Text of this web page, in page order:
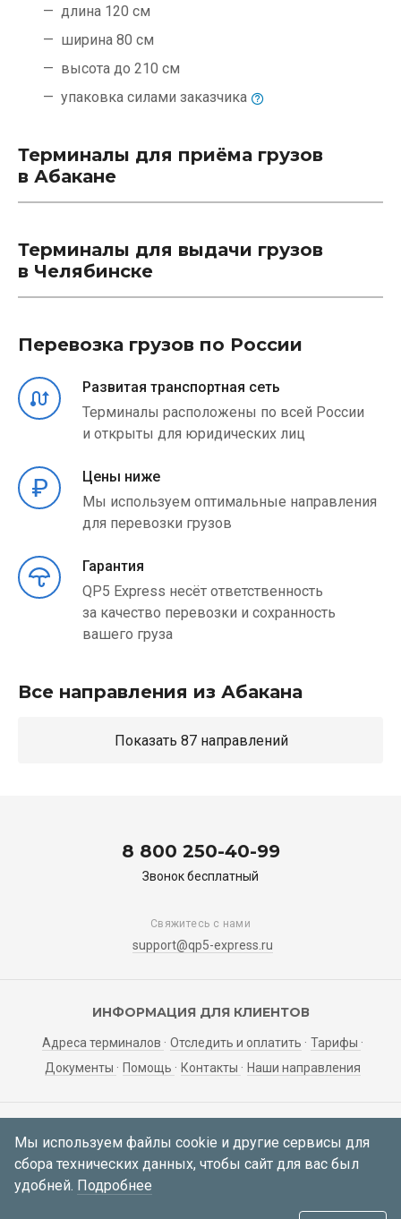
длина 120 см
ширина 80 см
высота до 210 см
упаковка силами заказчика
Терминалы для приёма грузов
в Абакане
Терминалы для выдачи грузов
в Челябинске
Перевозка грузов по России
Развитая транспортная сеть
Терминалы расположены по всей России
и открыты для юридических лиц
Цены ниже
Мы используем оптимальные направления
для перевозки грузов
Гарантия
QP5 Express несёт ответственность
за качество перевозки и сохранность
вашего груза
Все направления из Абакана
Показать 87 направлений
8 800 250-40-99
Звонок бесплатный
Свяжитесь с нами
support@qp5-express.ru
ИНФОРМАЦИЯ ДЛЯ КЛИЕНТОВ
Адреса терминалов Отследить и оплатить
Тарифы
Документы
Помощь Контакты Наши направления
ЛИЧНЫЙ КАБИНЕТ
Мои заявки Регистрация Вход
Мы используем файлы cookie и другие сервисы для
сбора технических данных, чтобы сайт для вас был
удобней. Подробнее